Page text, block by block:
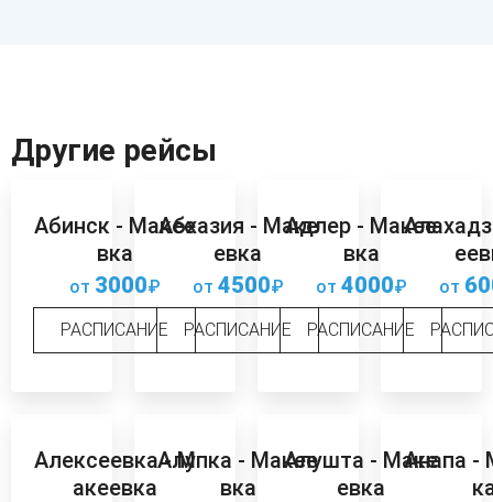
Другие рейсы
Абинск - Макее
вка
от 3000₽
РАСПИСАНИЕ
Абхазия - Маке
евка
от 4500₽
РАСПИСАНИЕ
Адлер - Макее
вка
от 4000₽
РАСПИСАНИЕ
от
Алексеевка - М
акеевка
Алупка - Макее
вка
Алушта - Маке
евка
Анапа -